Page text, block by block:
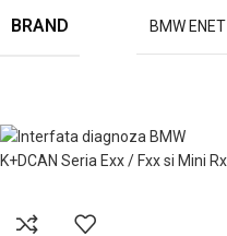
BRAND BMW ENET